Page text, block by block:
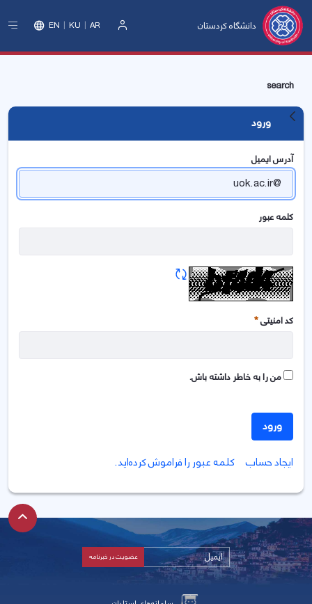
دانشگاه کردستان EN KU AR
search
ورود
آدرس ایمیل
کلمه عبور
کد امنیتی
ضروری
ورود
ايجاد حساب
کلمه عبور را فراموش کرده‌اید.